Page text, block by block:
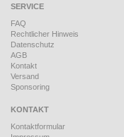
SERVICE
FAQ
Rechtlicher Hinweis
Datenschutz
AGB
Kontakt
Versand
Sponsoring
KONTAKT
Kontaktformular